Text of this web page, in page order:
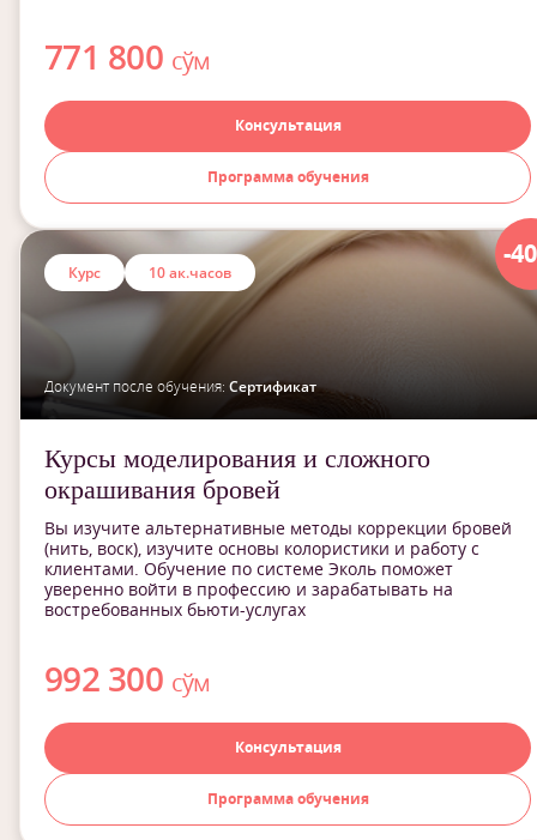
771 800 сўм
Консультация
Программа обучения
-
Курс 10 ак.часов
Документ после обучения: Сертификат
Курсы моделирования и сложного
окрашивания бровей
Вы изучите альтернативные методы коррекции бровей
(нить, воск), изучите основы колористики и работу с
клиентами. Обучение по системе Эколь поможет
уверенно войти в профессию и зарабатывать на
востребованных бьюти-услугах
992 300 сўм
Консультация
Программа обучения